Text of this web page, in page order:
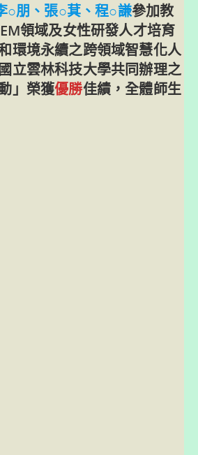
○朋、張○萁、程○謙參加教
領域及女性研發人才培育
環境永續之跨領域智慧化人
立雲林科技大學共同辦理之
」榮獲優勝佳績，全體師生